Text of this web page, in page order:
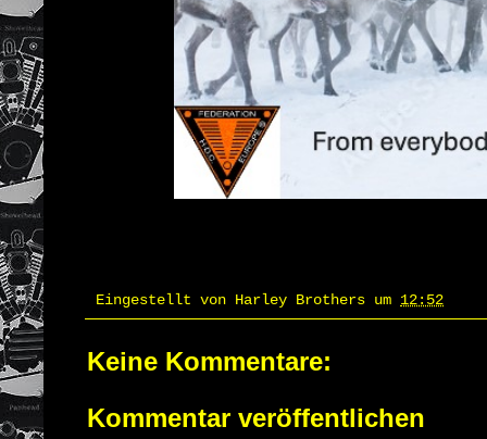
Eingestellt von Harley Brothers um 12:52
Keine Kommentare:
Kommentar veröffentlichen